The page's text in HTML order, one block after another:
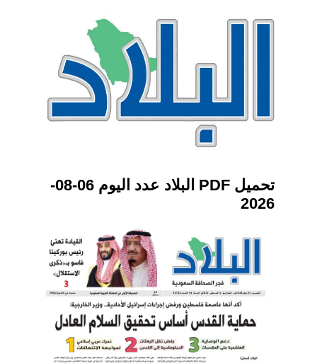
تحميل PDF البلاد عدد اليوم 06-08-
2026